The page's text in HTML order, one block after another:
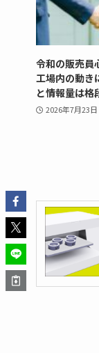
令和の販売員
工場内の動き
と情報量は格
2026年7月23日